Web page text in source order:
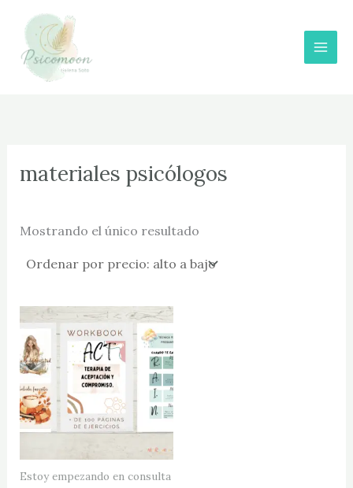
contenido
materiales psicólogos
Mostrando el único resultado
Estoy empezando en consulta